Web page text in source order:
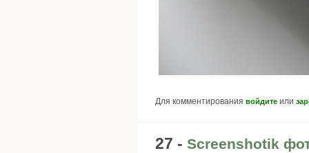
Для комментирования войдите или
27 - Screenshotik